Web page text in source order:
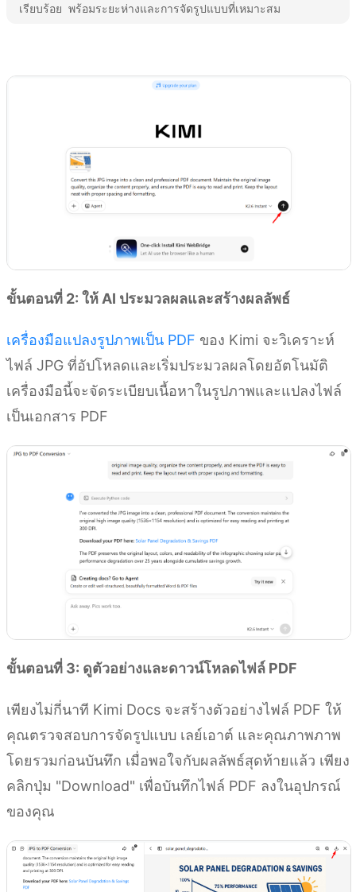
เรียบร้อย พร้อมระยะห่างและการจัดรูปแบบที่เหมาะสม
ขั้นตอนที่ 2: ให้ AI ประมวลผลและสร้างผลลัพธ์
เครื่องมือแปลงรูปภาพเป็น PDF ของ Kimi จะวิเคราะห์
ไฟล์ JPG ที่อัปโหลดและเริ่มประมวลผลโดยอัตโนมัติ
เครื่องมือนี้จะจัดระเบียบเนื้อหาในรูปภาพและแปลงไฟล์
เป็นเอกสาร PDF
ขั้นตอนที่ 3: ดูตัวอย่างและดาวน์โหลดไฟล์ PDF
เพียงไม่กี่นาที Kimi Docs จะสร้างตัวอย่างไฟล์ PDF ให้
คุณตรวจสอบการจัดรูปแบบ เลย์เอาต์ และคุณภาพภาพ
โดยรวมก่อนบันทึก เมื่อพอใจกับผลลัพธ์สุดท้ายแล้ว เพียง
คลิกปุ่ม "Download" เพื่อบันทึกไฟล์ PDF ลงในอุปกรณ์
ของคุณ